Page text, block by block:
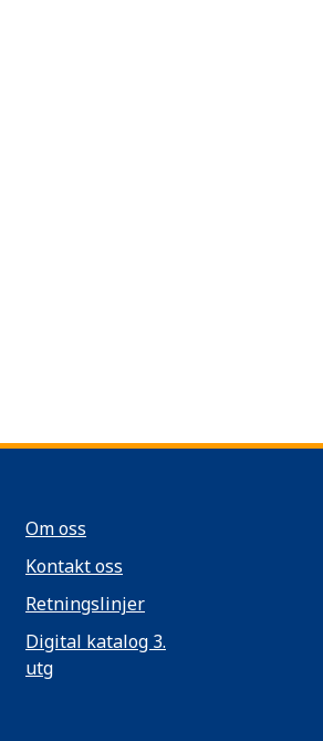
Om oss
Kontakt oss
Retningslinjer
Digital katalog 3.
utg